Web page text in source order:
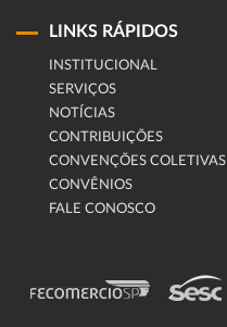
LINKS RÁPIDOS
INSTITUCIONAL
SERVIÇOS
NOTÍCIAS
CONTRIBUIÇÕES
CONVENÇÕES COLETIVAS
CONVÊNIOS
FALE CONOSCO